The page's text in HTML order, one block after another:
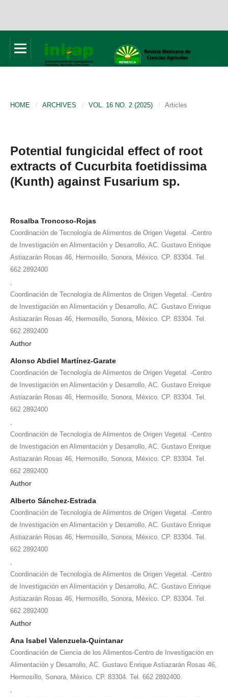
HOME / ARCHIVES / VOL. 16 NO. 2 (2025) / Articles
Potential fungicidal effect of root
extracts of Cucurbita foetidissima
(Kunth) against Fusarium sp.
Rosalba Troncoso-Rojas
Coordinación de Tecnología de Alimentos de Origen Vegetal. -Centro
de Investigación en Alimentación y Desarrollo, AC. Gustavo Enrique
Astiazarán Rosas 46, Hermosillo, Sonora, México. CP. 83304. Tel.
662 2892400
Coordinación de Tecnología de Alimentos de Origen Vegetal. -Centro
de Investigación en Alimentación y Desarrollo, AC. Gustavo Enrique
Astiazarán Rosas 46, Hermosillo, Sonora, México. CP. 83304. Tel.
662 2892400
Author
Alonso Abdiel Martínez-Garate
Coordinación de Tecnología de Alimentos de Origen Vegetal. -Centro
de Investigación en Alimentación y Desarrollo, AC. Gustavo Enrique
Astiazarán Rosas 46, Hermosillo, Sonora, México. CP. 83304. Tel.
662 2892400
Coordinación de Tecnología de Alimentos de Origen Vegetal. -Centro
de Investigación en Alimentación y Desarrollo, AC. Gustavo Enrique
Astiazarán Rosas 46, Hermosillo, Sonora, México. CP. 83304. Tel.
662 2892400
Author
Alberto Sánchez-Estrada
Coordinación de Tecnología de Alimentos de Origen Vegetal. -Centro
de Investigación en Alimentación y Desarrollo, AC. Gustavo Enrique
Astiazarán Rosas 46, Hermosillo, Sonora, México. CP. 83304. Tel.
662 2892400
Coordinación de Tecnología de Alimentos de Origen Vegetal. -Centro
de Investigación en Alimentación y Desarrollo, AC. Gustavo Enrique
Astiazarán Rosas 46, Hermosillo, Sonora, México. CP. 83304. Tel.
662 2892400
Author
Ana Isabel Valenzuela-Quintanar
Coordinación de Ciencia de los Alimentos-Centro de Investigación en
Alimentación y Desarrollo, AC. Gustavo Enrique Astiazarán Rosas 46,
Hermosillo, Sonora, México. CP. 83304. Tel. 662 2892400.